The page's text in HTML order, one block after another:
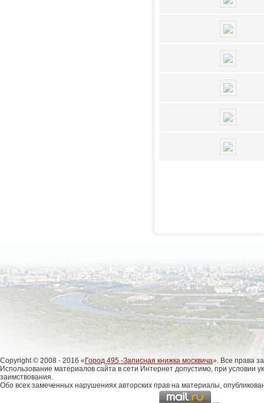
Copyright © 2008 - 2016 «Город 495 -Записная книжка москвича». Все права
Использование материалов сайта в сети Интернет допустимо, при условии
заимствования.
Обо всех замеченных нарушениях авторских прав на материалы,